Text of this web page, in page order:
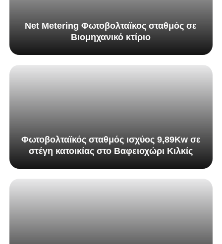
Net Metering Φωτοβολταϊκος σταθμός σε
Βιομηχανικό κτίριο
Φωτοβολταϊκός σταθμός ισχύος 9,89Kw σε
στέγη κατοικίας στο Βαφειοχώρι Κιλκίς